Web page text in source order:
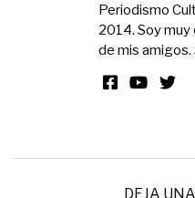
Periodismo
2014. Soy
de mis
DEJA